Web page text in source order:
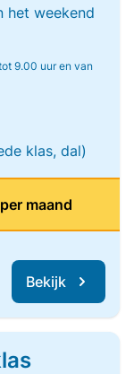
het weekend
9.00 uur en van
klas, dal)
maand
Bekijk